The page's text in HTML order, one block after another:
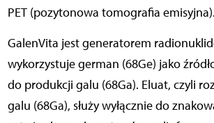
PET (pozytonowa tomografia
GalenVita jest generatorem
wykorzystuje german (68Ge) jako
do produkcji galu (68Ga). Eluat, czyli
galu (68Ga), służy wyłącznie do